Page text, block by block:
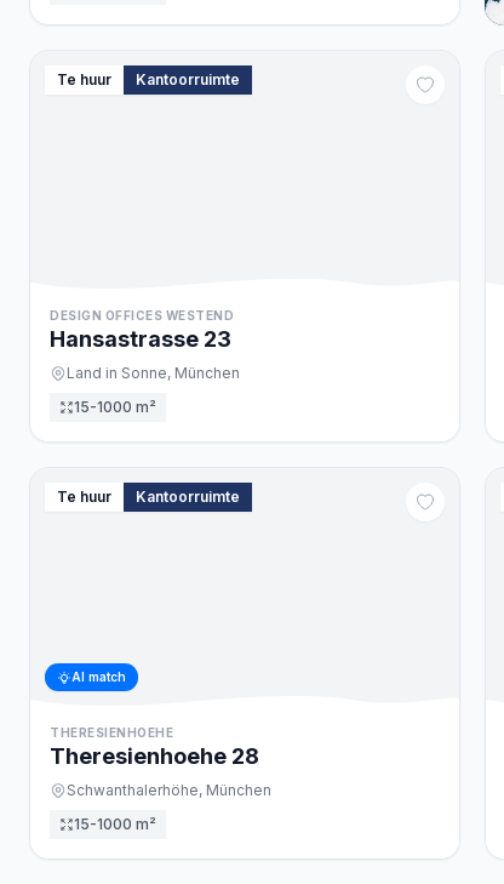
Te huur Kantoorruimte
DESIGN OFFICES WESTEND
Hansastrasse 23
Land in Sonne, München
15-1000 m²
Te huur Kantoorruimte
AI match
THERESIENHOEHE
Theresienhoehe 28
Schwanthalerhöhe, München
15-1000 m²